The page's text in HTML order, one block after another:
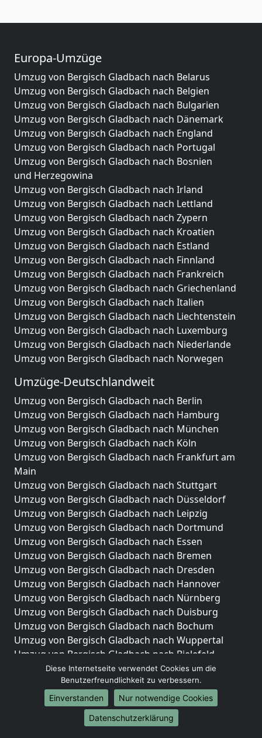
Europa-Umzüge
Umzug von Bergisch Gladbach nach Belarus
Umzug von Bergisch Gladbach nach Belgien
Umzug von Bergisch Gladbach nach Bulgarien
Umzug von Bergisch Gladbach nach Dänemark
Umzug von Bergisch Gladbach nach England
Umzug von Bergisch Gladbach nach Portugal
Umzug von Bergisch Gladbach nach Bosnien
und Herzegowina
Umzug von Bergisch Gladbach nach Irland
Umzug von Bergisch Gladbach nach Lettland
Umzug von Bergisch Gladbach nach Zypern
Umzug von Bergisch Gladbach nach Kroatien
Umzug von Bergisch Gladbach nach Estland
Umzug von Bergisch Gladbach nach Finnland
Umzug von Bergisch Gladbach nach Frankreich
Umzug von Bergisch Gladbach nach Griechenland
Umzug von Bergisch Gladbach nach Italien
Umzug von Bergisch Gladbach nach Liechtenstein
Umzug von Bergisch Gladbach nach Luxemburg
Umzug von Bergisch Gladbach nach Niederlande
Umzug von Bergisch Gladbach nach Norwegen
Umzüge-Deutschlandweit
Umzug von Bergisch Gladbach nach Berlin
Umzug von Bergisch Gladbach nach Hamburg
Umzug von Bergisch Gladbach nach München
Umzug von Bergisch Gladbach nach Köln
Umzug von Bergisch Gladbach nach Frankfurt am
Main
Umzug von Bergisch Gladbach nach Stuttgart
Umzug von Bergisch Gladbach nach Düsseldorf
Umzug von Bergisch Gladbach nach Leipzig
Umzug von Bergisch Gladbach nach Dortmund
Umzug von Bergisch Gladbach nach Essen
Umzug von Bergisch Gladbach nach Bremen
Umzug von Bergisch Gladbach nach Dresden
Umzug von Bergisch Gladbach nach Hannover
Umzug von Bergisch Gladbach nach Nürnberg
Umzug von Bergisch Gladbach nach Duisburg
Umzug von Bergisch Gladbach nach Bochum
Umzug von Bergisch Gladbach nach Wuppertal
Umzug von Bergisch Gladbach nach Bielefeld
Umzug von Bergisch Gladbach nach Bonn
Umzug von Bergisch Gladbach nach Münster
Internationale-Umzüge
Umzug von Bergisch Gladbach nach Brasilien
Diese Internetseite verwendet Cookies um die
Benutzerfreundlichkeit zu verbessern.
Einverstanden
Nur notwendige Cookies
Datenschutzerklärung